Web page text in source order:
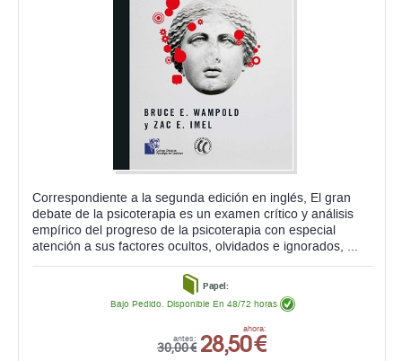
Correspondiente a la segunda edición en inglés, El gran
debate de la psicoterapia es un examen crítico y análisis
empírico del progreso de la psicoterapia con especial
atención a sus factores ocultos, olvidados e ignorados, ...
Papel:
antes:
30,00 €
ahora:
28,50 €
Bajo Pedido. Disponible En 48/72 horas